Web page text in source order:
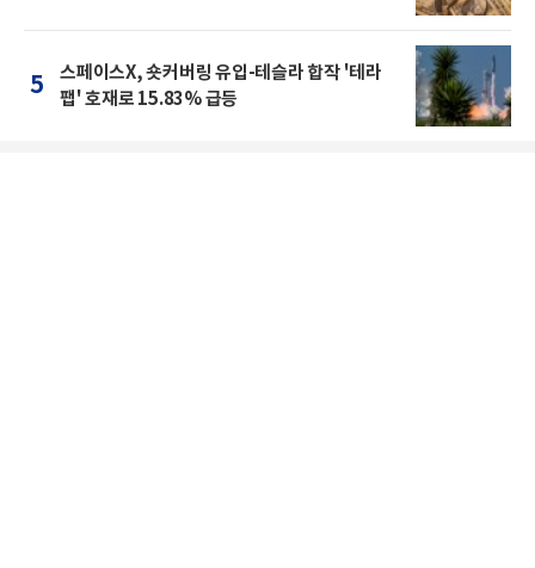
5
스페이스X, 숏커버링 유입-테슬라 합작 '테라
팹' 호재로 15.83% 급등